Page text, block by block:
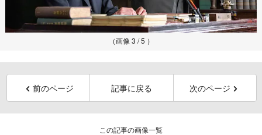
（画像 3 / 5 ）
前のページ 記事に戻る 次のページ
この記事の画像一覧